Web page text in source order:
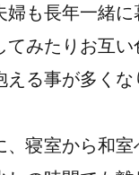
婦も長年一緒に
てみたりお互
える事が多くな
、寝室から和